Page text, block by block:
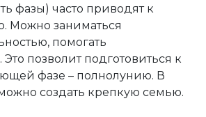
фазы) часто приводят к
Можно заниматься
помогать
позволит подготовиться к
фазе – полнолунию. В
создать крепкую семью.